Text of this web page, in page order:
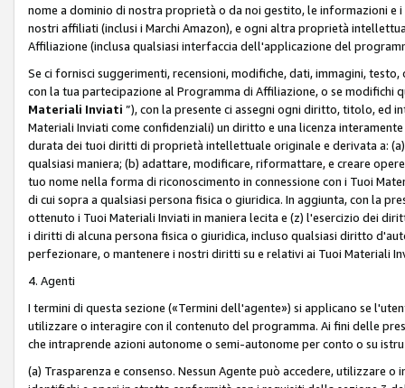
nome a dominio di nostra proprietà o da noi gestito, le informazioni e
nostri affiliati (inclusi i Marchi Amazon), e ogni altra proprietà
Affiliazione (inclusa qualsiasi interfaccia dell'applicazione del
Se ci fornisci suggerimenti, recensioni, modifiche, dati, immagini,
con la tua partecipazione al Programma di Affiliazione, o se modifichi
Materiali Inviati ”), con la presente ci assegni ogni diritto, titolo, ed
Materiali Inviati come confidenziali) un diritto e una licenza
durata dei tuoi diritti di proprietà intellettuale originale e derivata a:
qualsiasi maniera; (b) adattare, modificare, riformattare, e creare
tuo nome nella forma di riconoscimento in connessione con i Tuoi
di cui sopra a qualsiasi persona fisica o giuridica. In aggiunta, con la
ottenuto i Tuoi Materiali Inviati in maniera lecita e (z) l'esercizio dei
i diritti di alcuna persona fisica o giuridica, incluso qualsiasi diritto
perfezionare, o mantenere i nostri diritti su e relativi ai Tuoi Materiali
4. Agenti
I termini di questa sezione («Termini dell'agente») si applicano se
utilizzare o interagire con il contenuto del programma. Ai fini delle
che intraprende azioni autonome o semi-autonome per conto o su
(a) Trasparenza e consenso. Nessun Agente può accedere, utilizzare